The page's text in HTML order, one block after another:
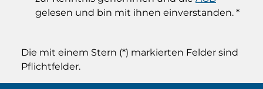
gelesen und bin mit ihnen einverstanden. *
Die mit einem Stern (*) markierten Felder sind
Pflichtfelder.